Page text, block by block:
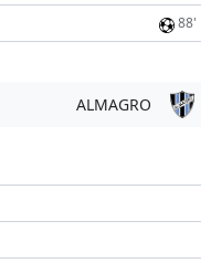
88'
ALMAGRO